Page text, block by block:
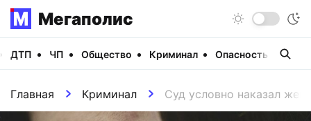
Мегаполис
ДТП ЧП Общество Криминал Опасность
Главная Криминал Суд условно наказал